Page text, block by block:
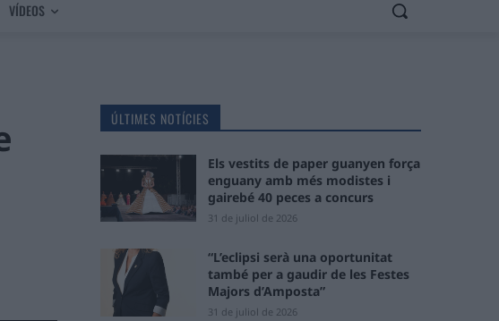
VÍDEOS
ÚLTIMES NOTÍCIES
Els vestits de paper guanyen força
enguany amb més modistes i
gairebé 40 peces a concurs
31 de juliol de 2026
“L’eclipsi serà una oportunitat
també per a gaudir de les Festes
Majors d’Amposta”
31 de juliol de 2026